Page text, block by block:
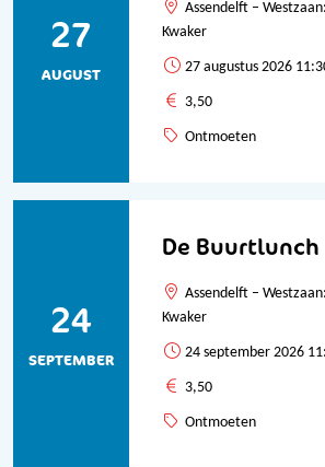
27
AUGUST
Assendelft –
Kwaker
27 augustus 2026
3,50
Ontmoeten
De Buurtlunch
24
SEPTEMBER
Assendelft –
Kwaker
24 september 2026
3,50
Ontmoeten